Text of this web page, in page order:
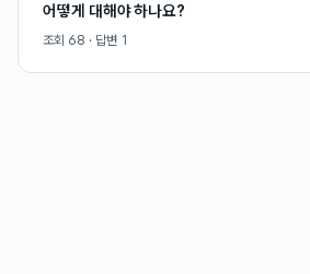
어떻게 대해야 하나요?
조회 68 · 답변 1